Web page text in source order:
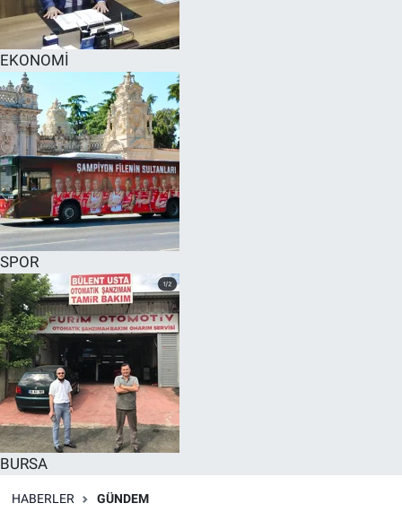
EKONOMİ
SPOR
BURSA
HABERLER GÜNDEM